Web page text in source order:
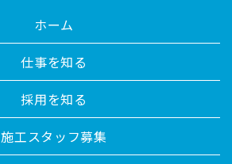
ホーム
仕事を知る
採用を知る
施工スタッフ募集